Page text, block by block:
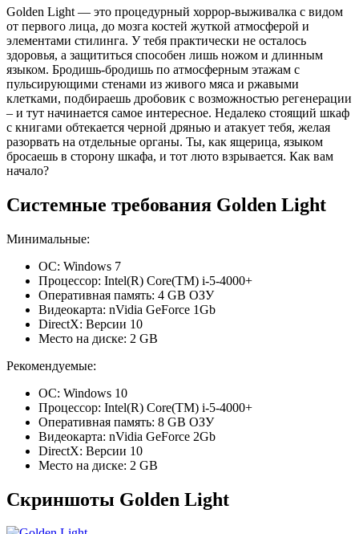
Golden Light — это процедурный хоррор-выживалка с видом
от первого лица, до мозга костей жуткой атмосферой и
элементами стилинга. У тебя практически не осталось
здоровья, а защититься способен лишь ножом и длинным
языком. Бродишь-бродишь по атмосферным этажам с
пульсирующими стенами из живого мяса и ржавыми
клетками, подбираешь дробовик с возможностью регенерации
– и тут начинается самое интересное. Недалеко стоящий шкаф
с книгами обтекается черной дрянью и атакует тебя, желая
разорвать на отдельные органы. Ты, как ящерица, языком
бросаешь в сторону шкафа, и тот люто взрывается. Как вам
начало?
Системные требования Golden Light
Минимальные:
ОС: Windows 7
Процессор: Intel(R) Core(TM) i-5-4000+
Оперативная память: 4 GB ОЗУ
Видеокарта: nVidia GeForce 1Gb
DirectX: Версии 10
Место на диске: 2 GB
Рекомендуемые:
ОС: Windows 10
Процессор: Intel(R) Core(TM) i-5-4000+
Оперативная память: 8 GB ОЗУ
Видеокарта: nVidia GeForce 2Gb
DirectX: Версии 10
Место на диске: 2 GB
Скриншоты Golden Light